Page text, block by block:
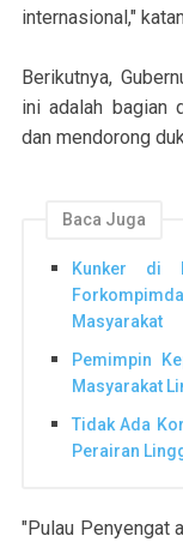
internasional,"
Berikutnya,
ini adalah bagian
dan mendorong
Baca Juga
Kunker di
Masyarakat
Pemimpin
Masyarakat
Tidak Ada
Perairan
"Pulau Penyengat